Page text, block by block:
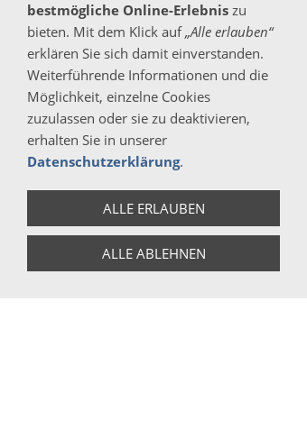
100G / PACK
Lose Teemischung
BIO Siegel: DE-ÖKO-039 EU
bestmögliche Online-Erlebnis zu
bieten. Mit dem Klick auf„Alle erlauben“
erklären Sie sich damit einverstanden.
Weiterführende Informationen und die
Möglichkeit, einzelne Cookies
zuzulassen oder sie zu deaktivieren,
erhalten Sie in unserer
Datenschutzerklärung.
ALLE ERLAUBEN
ALLE ABLEHNEN